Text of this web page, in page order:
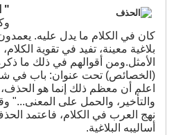
"
كان في الكلام ما يدل عليه.
بلاغية معينة، تفيد في تقوية
الأمثل.ومن أقوالهم في ذلك ما
(الخصائص) تحت عنوان: باب في
اعلم أن معظم ذلك إنما هو الحذف،
والتأخير، والحمل على المعنى..."
نهج العرب في الكلام، فاعتمد
أساليبه البلاغية.